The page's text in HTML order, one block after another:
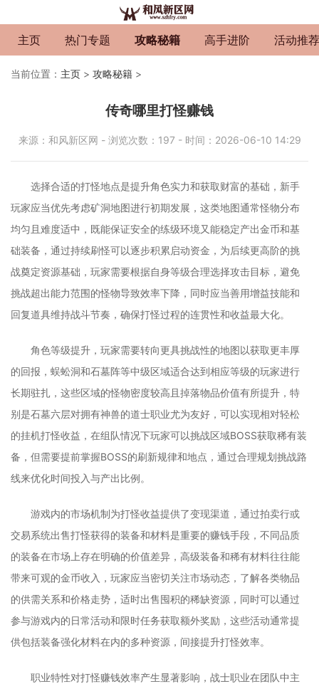
主页 热门专题 攻略秘籍 高手进阶 活动推荐
当前位置： 主页 > 攻略秘籍 >
传奇哪里打怪赚钱
来源：和风新区网 - 浏览次数：197 - 时间：2026-06-10 14:29
选择合适的打怪地点是提升角色实力和获取财富的基础，新手
玩家应当优先考虑矿洞地图进行初期发展，这类地图通常怪物分布
均匀且难度适中，既能保证安全的练级环境又能稳定产出金币和基
础装备，通过持续刷怪可以逐步积累启动资金，为后续更高阶的挑
战奠定资源基础，玩家需要根据自身等级合理选择攻击目标，避免
挑战超出能力范围的怪物导致效率下降，同时应当善用增益技能和
回复道具维持战斗节奏，确保打怪过程的连贯性和收益最大化。
角色等级提升，玩家需要转向更具挑战性的地图以获取更丰厚
的回报，蜈蚣洞和石墓阵等中级区域适合达到相应等级的玩家进行
长期驻扎，这些区域的怪物密度较高且掉落物品价值有所提升，特
别是石墓六层对拥有神兽的道士职业尤为友好，可以实现相对轻松
的挂机打怪收益，在组队情况下玩家可以挑战区域BOSS获取稀有装
备，但需要提前掌握BOSS的刷新规律和地点，通过合理规划挑战路
线来优化时间投入与产出比例。
游戏内的市场机制为打怪收益提供了变现渠道，通过拍卖行或
交易系统出售打怪获得的装备和材料是重要的赚钱手段，不同品质
的装备在市场上存在明确的价值差异，高级装备和稀有材料往往能
带来可观的金币收入，玩家应当密切关注市场动态，了解各类物品
的供需关系和价格走势，适时出售囤积的稀缺资源，同时可以通过
参与游戏内的日常活动和限时任务获取额外奖励，这些活动通常提
供包括装备强化材料在内的多种资源，间接提升打怪效率。
职业特性对打怪赚钱效率产生显著影响，战士职业在团队中主